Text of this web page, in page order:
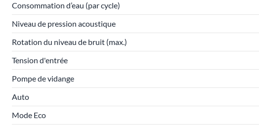
Consommation d’eau (par cycle)
Niveau de pression acoustique
Rotation du niveau de bruit (max.)
Tension d'entrée
Pompe de vidange
Auto
Mode Eco